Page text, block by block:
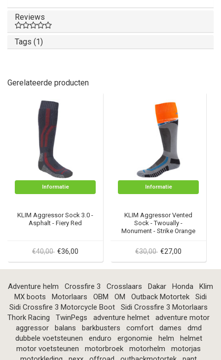
Reviews
Tags (1)
Gerelateerde producten
Informatie
KLIM Aggressor Sock 3.0 -
Asphalt - Fiery Red
€40,00 €36,00
Informatie
KLIM Aggressor Vented
Sock - Twoually -
Monument - Strike Orange
€30,00 €27,00
Adventure helm Crossfire 3 Crosslaars Dakar Honda
Klim
MX boots
Motorlaars OBM OM Outback Motortek
Sidi
Sidi Crossfire 3 Motorcycle Boot
Sidi Crossfire 3 Motorlaars
Thork Racing
TwinPegs adventure helmet
adventure motor
aggressor
balans barkbusters comfort dames
dmd
dubbele voetsteunen
enduro ergonomie helm
helmet
motor voetsteunen
motorbroek motorhelm
motorjas